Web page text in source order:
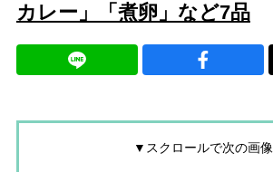
カレー」「煮卵」など7品
▼スクロールで次の画像